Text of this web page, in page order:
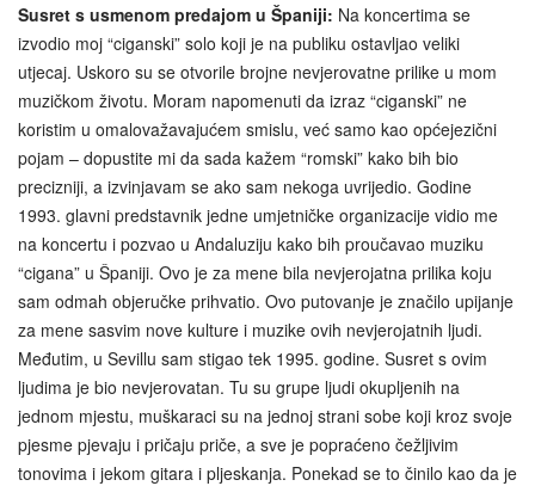
Susret s usmenom predajom u Španiji: Na koncertima se
izvodio moj “ciganski” solo koji je na publiku ostavljao veliki
utjecaj. Uskoro su se otvorile brojne nevjerovatne prilike u mom
muzičkom životu. Moram napomenuti da izraz “ciganski” ne
koristim u omalovažavajućem smislu, već samo kao općejezični
pojam – dopustite mi da sada kažem “romski” kako bih bio
precizniji, a izvinjavam se ako sam nekoga uvrijedio. Godine
1993. glavni predstavnik jedne umjetničke organizacije vidio me
na koncertu i pozvao u Andaluziju kako bih proučavao muziku
“cigana” u Španiji. Ovo je za mene bila nevjerojatna prilika koju
sam odmah objeručke prihvatio. Ovo putovanje je značilo upijanje
za mene sasvim nove kulture i muzike ovih nevjerojatnih ljudi.
Međutim, u Sevillu sam stigao tek 1995. godine. Susret s ovim
ljudima je bio nevjerovatan. Tu su grupe ljudi okupljenih na
jednom mjestu, muškaraci su na jednoj strani sobe koji kroz svoje
pjesme pjevaju i pričaju priče, a sve je popraćeno čežljivim
tonovima i jekom gitara i pljeskanja. Ponekad se to činilo kao da je